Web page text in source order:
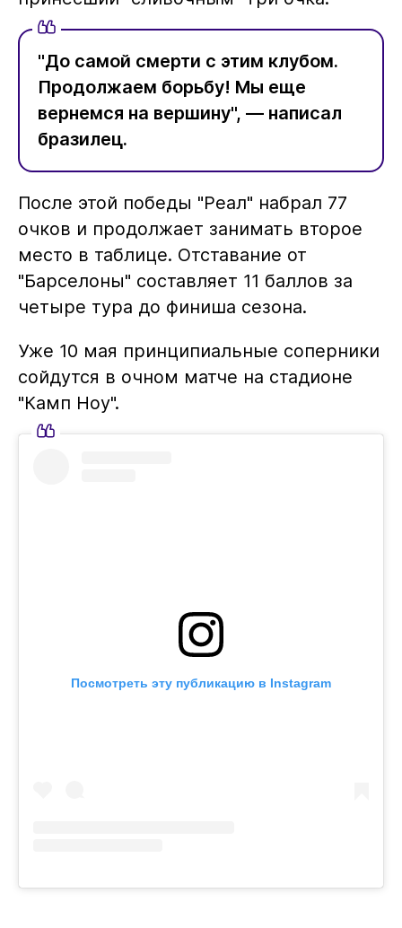
"До самой смерти с этим клубом.
Продолжаем борьбу! Мы еще
вернемся на вершину", — написал
бразилец.
После этой победы "Реал" набрал 77
очков и продолжает занимать второе
место в таблице. Отставание от
"Барселоны" составляет 11 баллов за
четыре тура до финиша сезона.
Уже 10 мая принципиальные соперники
сойдутся в очном матче на стадионе
"Камп Ноу".
Посмотреть эту публикацию в Instagram